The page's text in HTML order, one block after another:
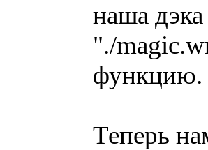
наша
"./
функцию.
Теперь